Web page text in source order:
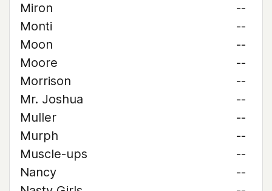
Miron
--
Monti
--
Moon
--
Moore
--
Morrison
--
Mr. Joshua
--
Muller
--
Murph
--
Muscle-ups
--
Nancy
--